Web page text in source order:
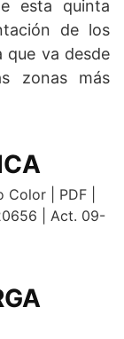
esta quinta
de los
que va desde
zonas más
| PDF |
| Act. 09-